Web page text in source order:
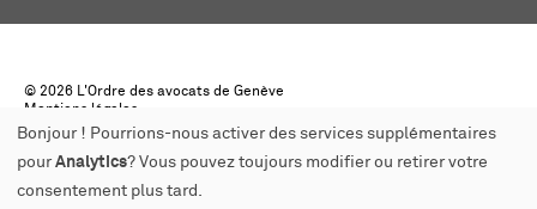
© 2026 L'Ordre des avocats de Genève
Mentions légales
Créé par monoloco
Bonjour ! Pourrions-nous activer des services supplémentaires
pour Analytics? Vous pouvez toujours modifier ou retirer votre
consentement plus tard.